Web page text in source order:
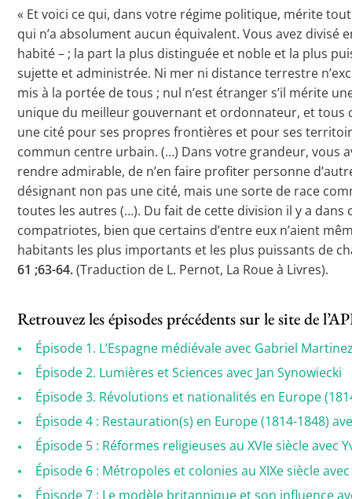
« Et voici ce qui, dans votre régime politique, mérite
qui n’a absolument aucun équivalent. Vous avez divisé
habité – ; la part la plus distinguée et noble et la plus
sujette et administrée. Ni mer ni distance terrestre
mis à la portée de tous ; nul n’est étranger s’il mérite
unique du meilleur gouvernant et ordonnateur, et tous
une cité pour ses propres frontières et pour ses
commun centre urbain. (…) Dans votre grandeur, vous
rendre admirable, de n’en faire profiter personne
désignant non pas une cité, mais une sorte de race
toutes les autres (…). Du fait de cette division il y a
compatriotes, bien que certains d’entre eux n’aient
habitants les plus importants et les plus puissants de
61 ;63-64.(Traduction de L. Pernot, La Roue à Livres).
Retrouvez les épisodes précédents sur le site de
Épisode 1. L’Espagne médiévale avec Gabriel
Épisode 2. Lumières et Sciences avec Jan Synowiecki
Épisode 3. Révolutions et nationalités en Europe
Épisode 4 : Restauration(s) en Europe (1814-1848)
Épisode 5 : Réformes religieuses au XVIe siècle avec
Épisode 6 : Métropoles et colonies au XIXe siècle
Épisode 7 : Le modèle britannique et son influence